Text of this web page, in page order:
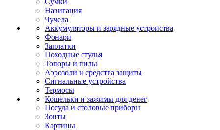
Сумки
Навигация
Чучела
Аккумуляторы и зарядные устройства
Фонари
Заплатки
Походные стулья
Топоры и пилы
Аэрозоли и средства защиты
Сигнальные устройства
Термосы
Кошельки и зажимы для денег
Посуда и столовые приборы
Зонты
Картины